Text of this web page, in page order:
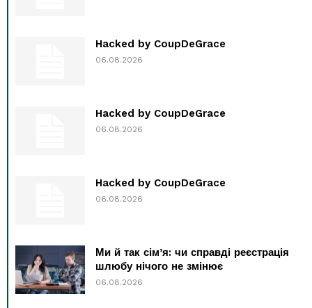
Hacked by CoupDeGrace
06.08.2026
Hacked by CoupDeGrace
06.08.2026
Hacked by CoupDeGrace
06.08.2026
Ми й так сім’я: чи справді реєстрація
шлюбу нічого не змінює
06.08.2026